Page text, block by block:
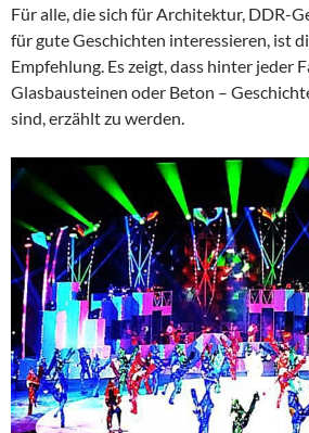
Für alle, die sich für Architektur, DDR-
für gute Geschichten interessieren, ist
Empfehlung. Es zeigt, dass hinter jeder
Glasbausteinen oder Beton –
sind, erzählt zu werden.